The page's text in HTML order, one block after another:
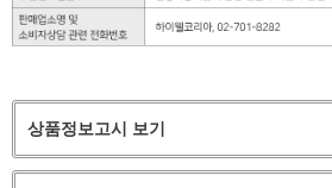
상품정보고시 보기